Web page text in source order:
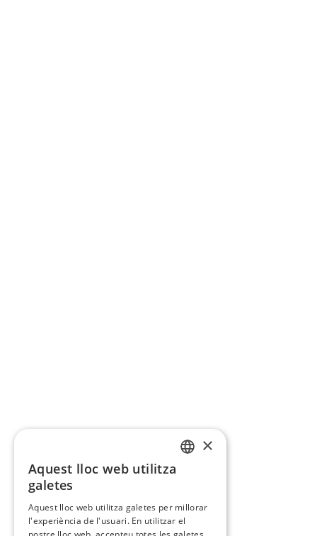
×
Aquest lloc web utilitza
galetes
Aquest lloc web utilitza galetes per millorar
l'experiència de l'usuari. En utilitzar el